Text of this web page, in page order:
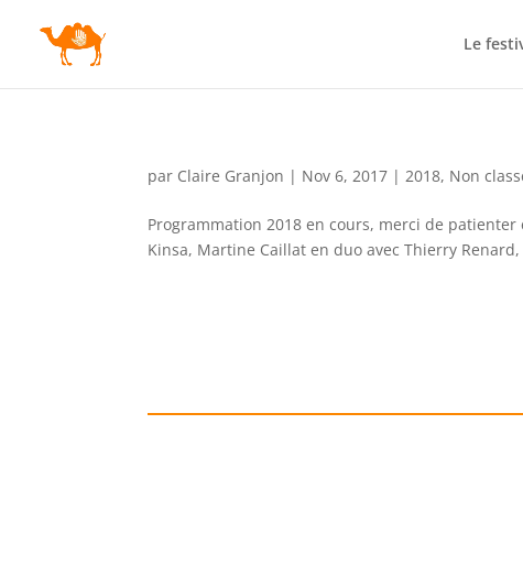
Le
par Claire Granjon | Nov 6, 2017 |2018, Non
Programmation 2018 en cours, merci de
Kinsa, Martine Caillat en duo avec Thierry